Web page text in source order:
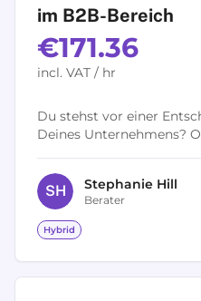
im B2B-Bereich
€171.36
incl. VAT / hr
Du stehst vor einer
Deines Unternehmens?
Geschäftsziele erreichst?
SH Stephanie Hill
Berater
Hybrid